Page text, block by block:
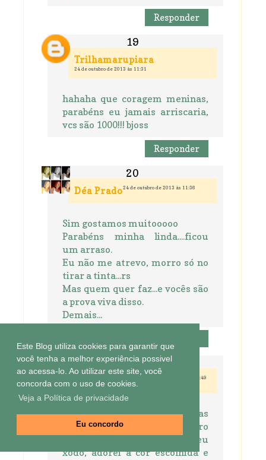
Este Blog utiliza cookies para garantir que
você tenha a melhor experiência possivel
ao acessa-lo. Ao utilizar este site, você
concorda com o uso de cookies.
Veja a Política de privacidade
Eu concordo
Responder
Trilhamarupiara
24 de outubro de 2013 às 11:31
hahaha que coragem meninas,
parabéns eu jamais arriscaria,
vcs são 1000!!! bjoss
Responder
Déa Prado24 de outubro de 2013 às 11:36
Sim gostamos muitooooo
Parabéns minha linda....ficou
um arraso.
Eu não me atrevo, morro só no
tirar a tinta...rs
Mas quem quer faz...e vocês são
a prova viva disso.
Demais...
Roberta Lito 24 de outubro de 2013 às 11:49
De queixo caído com as diversas
aptidões de vocês, este banheiro
mesmo sendo de vocês é o meu
xodó, adorei a cor escolhida e